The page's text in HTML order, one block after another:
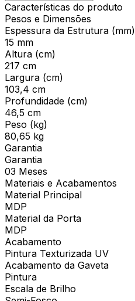
Características do produto
Pesos e Dimensões
Espessura da Estrutura (mm)
15 mm
Altura (cm)
217 cm
Largura (cm)
103,4 cm
Profundidade (cm)
46,5 cm
Peso (kg)
80,65 kg
Garantia
Garantia
03 Meses
Materiais e Acabamentos
Material Principal
MDP
Material da Porta
MDP
Acabamento
Pintura Texturizada UV
Acabamento da Gaveta
Pintura
Escala de Brilho